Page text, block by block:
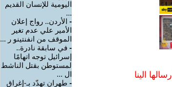
الينا
اليومية للإنسان القديم
...
- الأردن.. رواج إعلان
الأمير علي عدم تغير
الموقف من انفنتينو ر ...
- في سابقة نادرة..
إسرائيل توجه اتهامًا
لمستوطن بقتل الناشط
ال ...
- طهران تهدّد بـ-إغراق